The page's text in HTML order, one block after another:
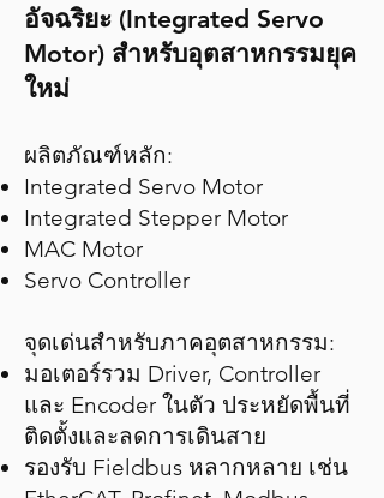
อัจฉริยะ (Integrated Servo
Motor) สำหรับอุตสาหกรรมยุค
ใหม่
ผลิตภัณฑ์หลัก:
Integrated Servo Motor
Integrated Stepper Motor
MAC Motor
Servo Controller
จุดเด่นสำหรับภาคอุตสาหกรรม:
มอเตอร์รวม Driver, Controller
และ Encoder ในตัว ประหยัดพื้นที่
ติดตั้งและลดการเดินสาย
รองรับ Fieldbus หลากหลาย เช่น